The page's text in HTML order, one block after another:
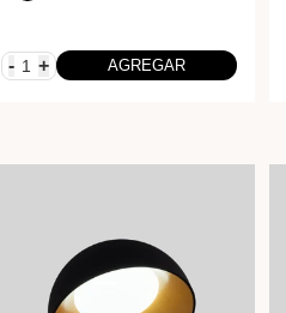
- + AGREGAR